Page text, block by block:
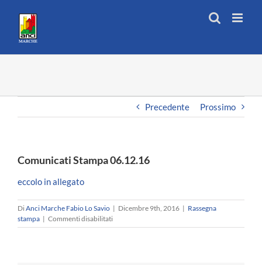
contenuto
Precedente Prossimo
Comunicati Stampa 06.12.16
eccolo in allegato
DiAnci Marche Fabio Lo Savio | Dicembre 9th, 2016 | Rassegna
stampa | Commenti disabilitatisu
Comunicati